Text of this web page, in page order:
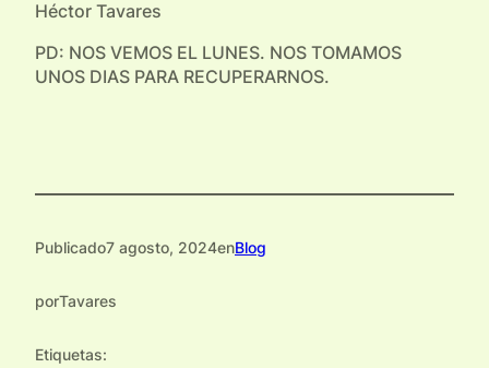
Héctor Tavares
PD: NOS VEMOS EL LUNES. NOS TOMAMOS
UNOS DIAS PARA RECUPERARNOS.
Publicado7 agosto, 2024enBlog
porTavares
Etiquetas: